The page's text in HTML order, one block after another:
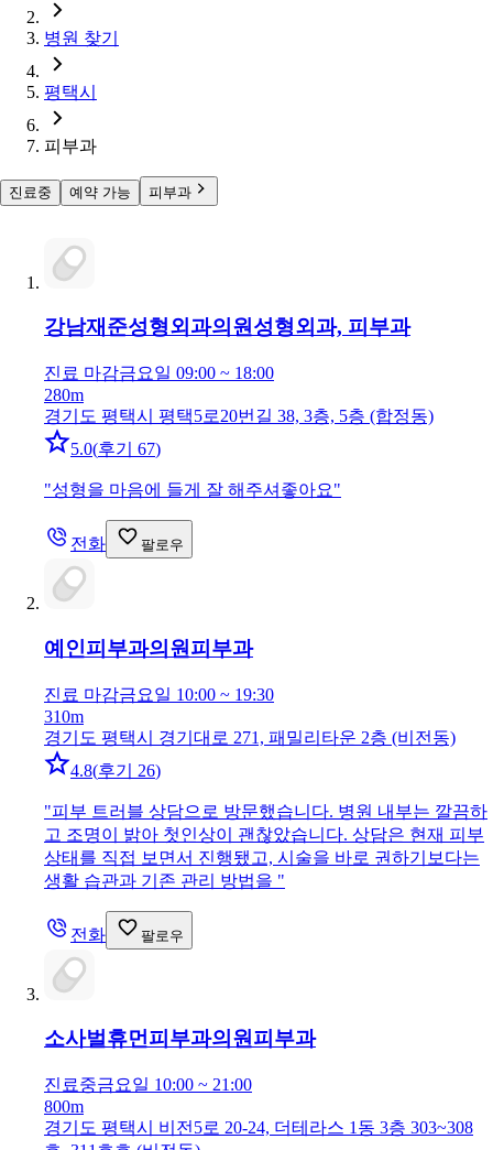
병원 찾기
평택시
피부과
진료중 예약 가능 피부과
강남재준성형외과의원성형외과, 피부과
진료 마감금요일 09:00 ~ 18:00
280m
경기도 평택시 평택5로20번길 38, 3층, 5층 (합정동)
5.0(후기 67)
"성형을 마음에 들게 잘 해주셔좋아요"
전화 팔로우
예인피부과의원 피부과
진료 마감금요일 10:00 ~ 19:30
310m
경기도 평택시 경기대로 271, 패밀리타운 2층 (비전동)
4.8(후기 26)
"피부 트러블 상담으로 방문했습니다. 병원 내부는 깔끔하
고 조명이 밝아 첫인상이 괜찮았습니다. 상담은 현재 피부
상태를 직접 보면서 진행됐고, 시술을 바로 권하기보다는
생활 습관과 기존 관리 방법을 "
전화 팔로우
소사벌휴먼피부과의원피부과
진료중금요일 10:00 ~ 21:00
800m
경기도 평택시 비전5로 20-24, 더테라스 1동 3층 303~308